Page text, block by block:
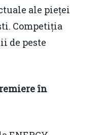
ale pieței
Competiția
de peste
în